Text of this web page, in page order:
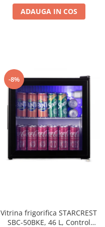
ADAUGA IN COS
-8%
Vitrina frigorifica STARCREST
SBC-50BKE, 46 L, Control